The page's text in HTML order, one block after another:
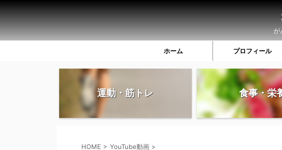
が
ホーム プロフィール
運動・筋トレ 食事・栄
HOME > YouTube動画 >